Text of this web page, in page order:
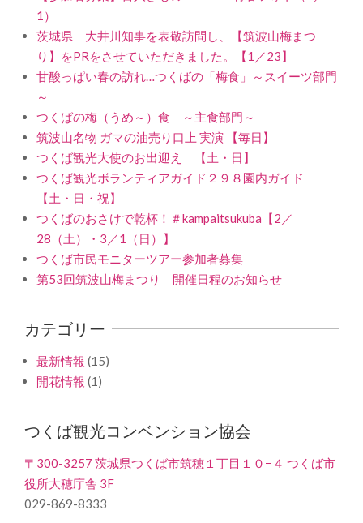
1）
茨城県 大井川知事を表敬訪問し、【筑波山梅まつ
り】をPRをさせていただきました。【1／23】
甘酸っぱい春の訪れ…つくばの「梅食」～スイーツ部門
～
つくばの梅（うめ～）食 ～主食部門～
筑波山名物 ガマの油売り口上 実演 【毎日】
つくば観光大使のお出迎え 【土・日】
つくば観光ボランティアガイド２９８園内ガイド
【土・日・祝】
つくばのおさけで乾杯！＃kampaitsukuba【2／
28（土）・3／1（日）】
つくば市民モニターツアー参加者募集
第53回筑波山梅まつり 開催日程のお知らせ
カテゴリー
最新情報 (15)
開花情報 (1)
つくば観光コンベンション協会
〒300-3257 茨城県つくば市筑穂１丁目１０−４ つくば市
役所大穂庁舎 3F
029-869-8333